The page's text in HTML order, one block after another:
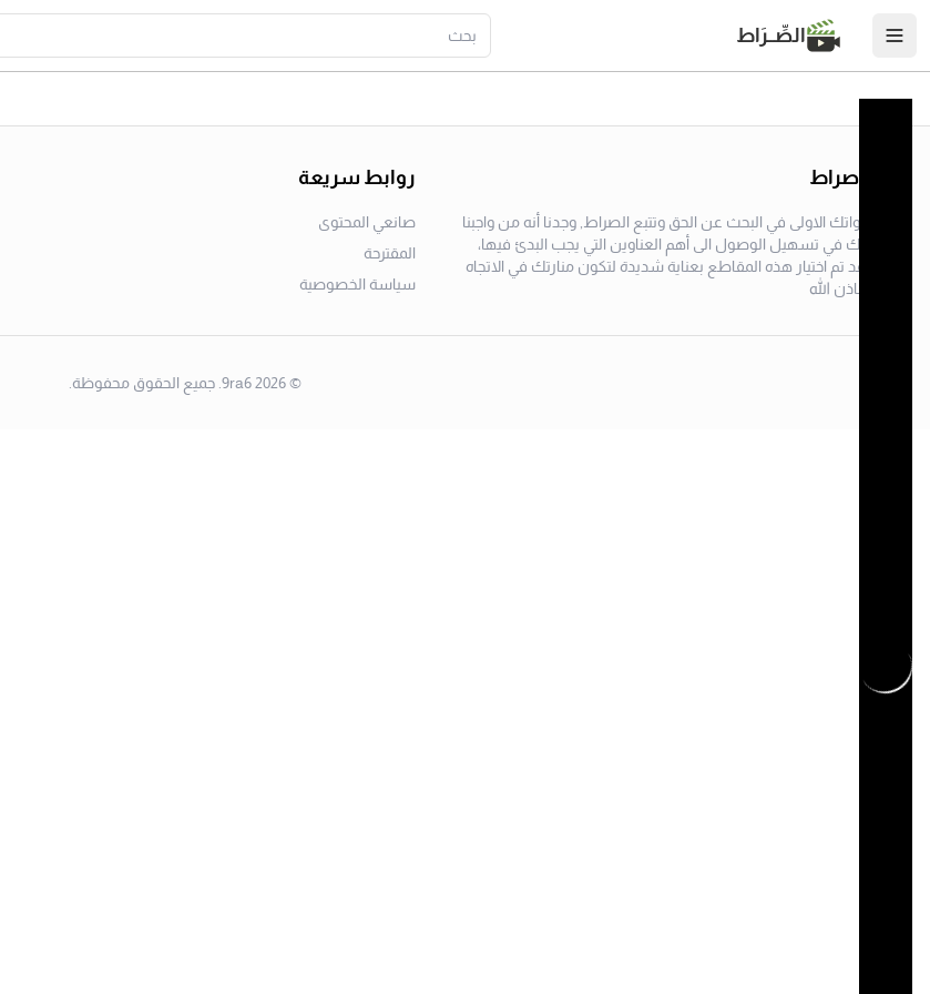
الصِّــرَاط
منصة صراط
لتبدأ خطواتك الاولى في البحث عن الحق وتتبع الصراط, وجدنا أنه من واجبنا
مساعدتك في تسهيل الوصول الى أهم العناوين التي يجب البدئ فيها،
وعليه فقد تم اختيار هذه المقاطع بعناية شديدة لتكون منارتك في الاتجاه
الصحيح باذن الله
روابط سريعة
صانعي المحتوى
المقترحة
سياسة الخصوصية
©
2026